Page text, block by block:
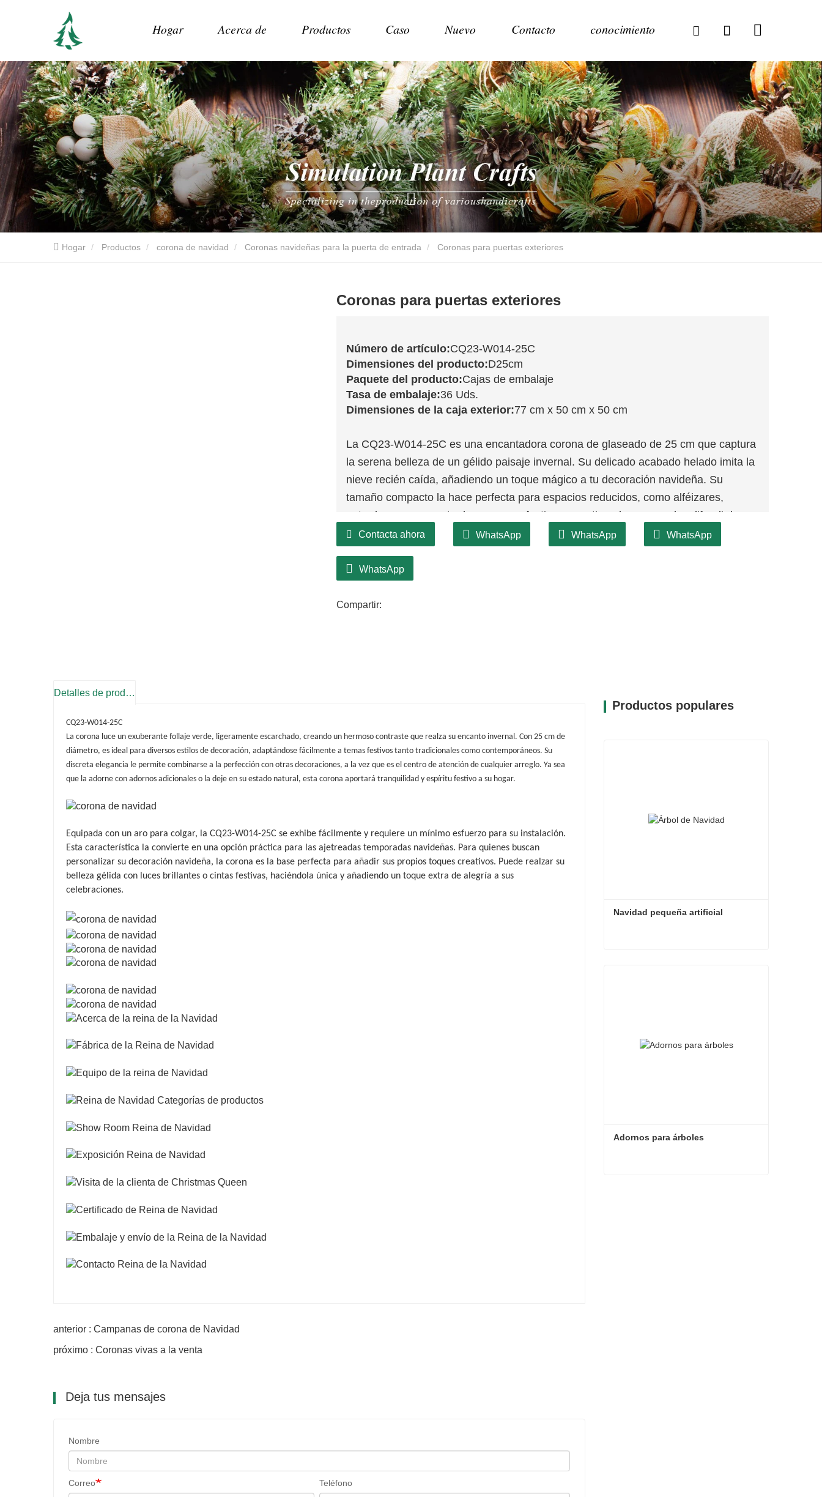
Hogar Acerca de Productos Caso Nuevo Contacto conocimiento
Hogar Productos corona de navidad Coronas navideñas para la puerta de entrada Coronas para puertas exteriores
Coronas para puertas exteriores
Número de artículo:CQ23-W014-25C
Dimensiones del producto:D25cm
Paquete del producto:Cajas de embalaje
Tasa de embalaje:36 Uds.
Dimensiones de la caja exterior:77 cm x 50 cm x 50 cm
La CQ23-W014-25C es una encantadora corona de glaseado de 25 cm que captura
la serena belleza de un gélido paisaje invernal. Su delicado acabado helado imita la
nieve recién caída, añadiendo un toque mágico a tu decoración navideña. Su
tamaño compacto la hace perfecta para espacios reducidos, como alféizares,
entradas o como parte de una mesa festiva, garantizando que puedas difundir la
alegría navideña incluso en los espacios más reducidos. Su elegante diseño ofrece
para cualquier celebración invernal.
garantizan que mantenga su belleza durante muchas temporadas. Su diseño
Contacta ahora WhatsApp WhatsApp WhatsApp
WhatsApp
Compartir:
Detalles de producto
CQ23-W014-25C
La corona luce un exuberante follaje verde, ligeramente escarchado, creando un hermoso contraste que realza su encanto invernal. Con 25 cm de
diámetro, es ideal para diversos estilos de decoración, adaptándose fácilmente a temas festivos tanto tradicionales como contemporáneos. Su
discreta elegancia le permite combinarse a la perfección con otras decoraciones, a la vez que es el centro de atención de cualquier arreglo. Ya sea
que la adorne con adornos adicionales o la deje en su estado natural, esta corona aportará tranquilidad y espíritu festivo a su hogar.
Equipada con un aro para colgar, la CQ23-W014-25C se exhibe fácilmente y requiere un mínimo esfuerzo para su instalación.
Esta característica la convierte en una opción práctica para las ajetreadas temporadas navideñas. Para quienes buscan
personalizar su decoración navideña, la corona es la base perfecta para añadir sus propios toques creativos. Puede realzar su
belleza gélida con luces brillantes o cintas festivas, haciéndola única y añadiendo un toque extra de alegría a sus
celebraciones.
anterior : Campanas de corona de Navidad
próximo : Coronas vivas a la venta
Deja tus mensajes
Nombre
Correo Teléfono
Productos populares
Navidad pequeña artificial
Adornos para árboles